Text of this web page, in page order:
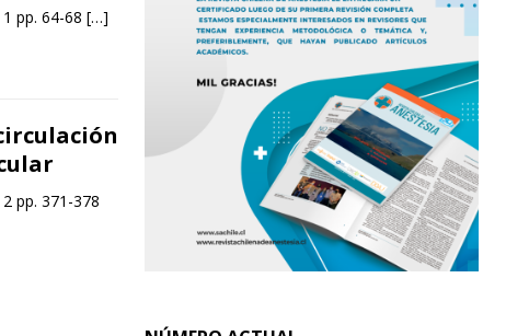
pp. 64-68 […]
pp. 371-378